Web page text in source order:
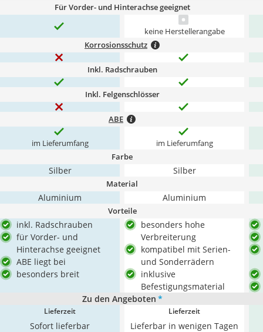
Für Vorder- und Hinterachse geeignet
keine Herstellerangabe
Korrosionsschutz
Inkl. Radschrauben
Inkl. Felgenschlösser
ABE
im Lieferumfang im Lieferumfang
Farbe
Silber Silber
Material
Aluminium Aluminium
Vorteile
inkl. Radschrauben
für Vorder- und
Hinterachse geeignet
ABE liegt bei
besonders breit
besonders hohe
Verbreiterung
kompatibel mit Serien-
und Sonderrädern
inklusive
Befestigungsmaterial
Zu den Angeboten *
Lieferzeit
Sofort lieferbar
Lieferzeit
Lieferbar in wenigen Tagen